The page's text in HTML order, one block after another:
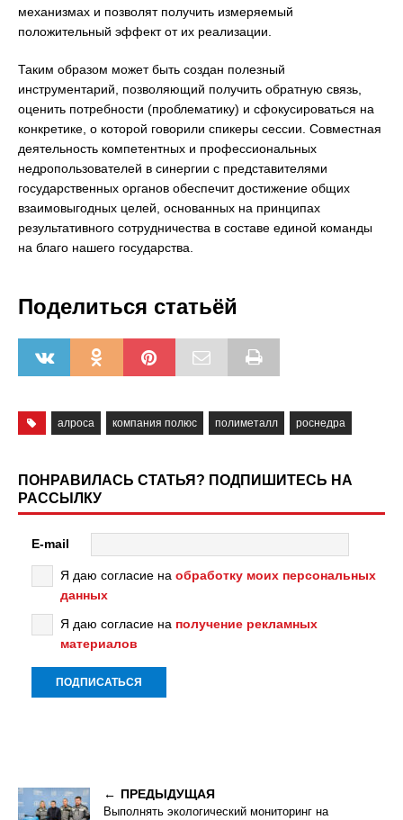
механизмах и позволят получить измеряемый
положительный эффект от их реализации.
Таким образом может быть создан полезный
инструментарий, позволяющий получить обратную связь,
оценить потребности (проблематику) и сфокусироваться на
конкретике, о которой говорили спикеры сессии. Совместная
деятельность компетентных и профессиональных
недропользователей в синергии с представителями
государственных органов обеспечит достижение общих
взаимовыгодных целей, основанных на принципах
результативного сотрудничества в составе единой команды
на благо нашего государства.
Поделиться статьёй
алроса компания полюс полиметалл роснедра
ПОНРАВИЛАСЬ СТАТЬЯ? ПОДПИШИТЕСЬ НА
РАССЫЛКУ
E-mail
Я даю согласие на обработку моих персональных
данных
Я даю согласие на получение рекламных
материалов
ПРЕДЫДУЩАЯ
Выполнять экологический мониторинг на